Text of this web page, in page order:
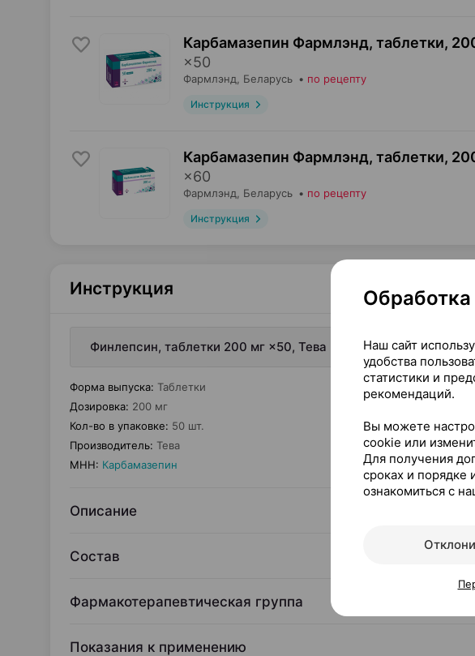
Карбамазепин Фармлэнд, таблетки,
×50
Фармлэнд , Беларусь • по рецепту
Инструкция
Карбамазепин Фармлэнд, таблетки,
×60
Фармлэнд , Беларусь • по рецепту
Инструкция
Инструкция
Финлепсин, таблетки 200 мг ×50, Тева Польша
Форма выпуска: Таблетки
Дозировка: 200 мг
Кол-во в упаковке: 50 шт.
Производитель: Тева
МНН: Карбамазепин
Описание
Состав
Фармакотерапевтическая группа
Показания к применению
Наш сайт
удобства
статистики и
рекомендаций.
Вы можете
cookie или
Для получения
сроках и порядке
ознакомиться с